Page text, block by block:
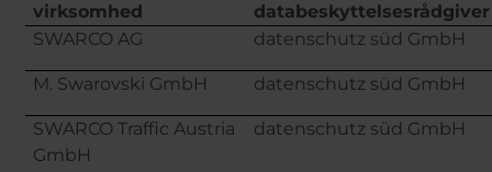
Choose your country:
virksomhed
databeskyttelsesrådgiver
SWARCO AG
datenschutz süd GmbH
M. Swarovski GmbH datenschutz süd GmbH
SWARCO Traffic Austria
GmbH
datenschutz süd GmbH